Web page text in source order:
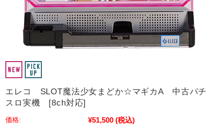
エレコ SLOT魔法少女まどか☆マギカA 中古パチ
スロ実機 [8ch対応]
価格: ¥51,500 (税込)